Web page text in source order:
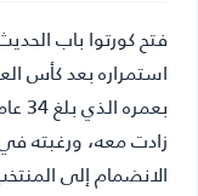
فتح كورتوا باب
استمراره بعد كأس
زادت معه، ورغبته
الانضمام إلى